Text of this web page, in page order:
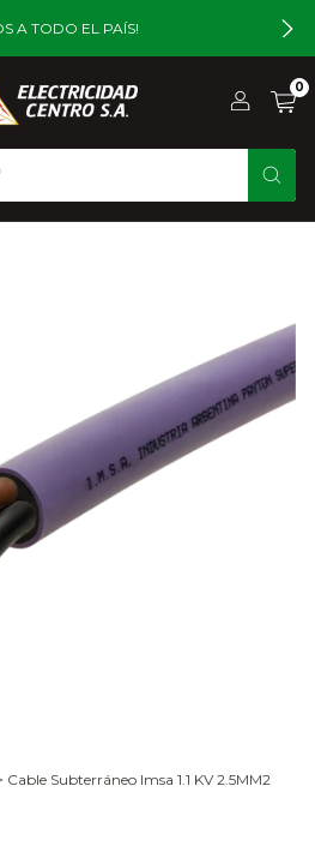
A TODO EL PAÍS!
0
Cable Subterráneo Imsa 1.1 KV 2.5MM2